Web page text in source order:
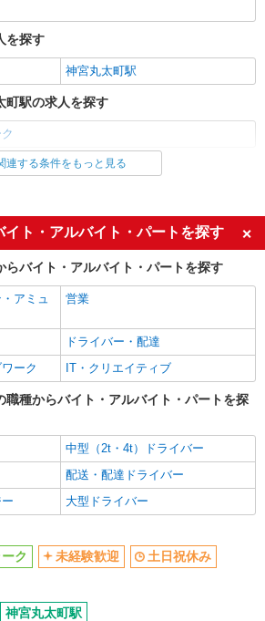
を探す
神宮丸太町駅
町駅の求人を探す
丸太町駅の求人を探す
町駅の求人を探す
土日祝休み
医療・介護・福祉
ク
す
土日祝休み
連する条件をもっと見る
イト・アルバイト・パートを探す
らバイト・アルバイト・パートを探す
アミュ
営業
ドライバー・配達
ーク
IT・クリエイティブ
職種からバイト・アルバイト・パートを探
中型（2t・4t）ドライバー
配送・配達ドライバー
大型ドライバー
ク 未経験歓迎
土日祝休み
神宮丸太町駅